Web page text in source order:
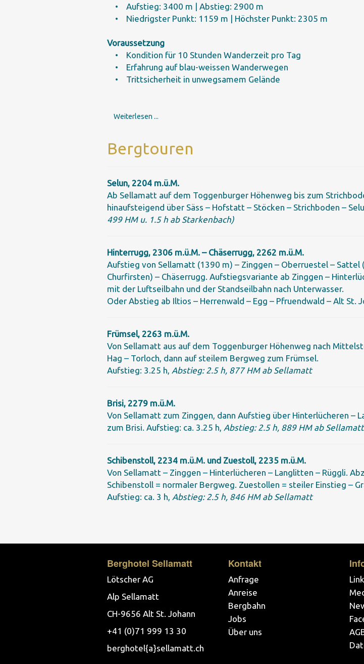
• Aufstieg: 3400 m | Abstieg: 2900 m
• Niedrigster Punkt: 1159 m | Höchster Punkt: 2305 m
Voraussetzung
• Kondition für 10 Stunden Wanderzeit pro Tag
• Erfahrung auf blau-weissen Wanderwegen
• Trittsicherheit in unwegsamem Gelände
Weiterlesen ...
Bergtouren
Selun, 2204 m.ü.M.
Ab Sellamatt auf dem Toggenburger Höhenweg bis zum
hinaufsteigend über Säss – Hofstatt – Stöcken – Strichboden –
499 HM u. 1.5 h ab Starkenbach)
Hinterrugg, 2306 m.ü.M. – Chäserrugg, 2262 m.ü.M.
Aufstieg von Sellamatt (1390 m) – Zinggen – Oberruestel –
Churfirsten) – Chäserrugg. Aufstiegsvariante ab Zinggen –
mit der Luftseilbahn und der Standseilbahn nach Unterwasser.
Oder Abstieg ab Iltios – Herrenwald – Egg – Pfruendwald – Alt St.
Frümsel, 2263 m.ü.M.
Von Sellamatt aus auf dem Toggenburger Höhenweg nach
Hag – Torloch, dann auf steilem Bergweg zum Frümsel.
Aufstieg: 3.25 h, Abstieg: 2.5 h, 877 HM ab Sellamatt
Brisi, 2279 m.ü.M.
Von Sellamatt zum Zinggen, dann Aufstieg über Hinterlücheren –
zum Brisi. Aufstieg: ca. 3.25 h, Abstieg: 2.5 h, 889 HM ab Sellamatt
Schibenstoll, 2234 m.ü.M. und Zuestoll, 2235 m.ü.M.
Von Sellamatt – Zinggen – Hinterlücheren – Langlitten – Rüggli.
Schibenstoll = normaler Bergweg. Zuestollen = steiler Einstieg –
Aufstieg: ca. 3 h, Abstieg: 2.5 h, 846 HM ab Sellamatt
Berghotel Sellamatt
Lötscher AG
Alp Sellamatt
CH-9656 Alt St. Johann
+41 (0)71 999 13 30
berghotel{a}sellamatt.ch
Kontakt
Anfrage
Anreise
Bergbahn
Jobs
Über uns